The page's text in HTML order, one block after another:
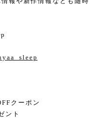
クーポン
ント